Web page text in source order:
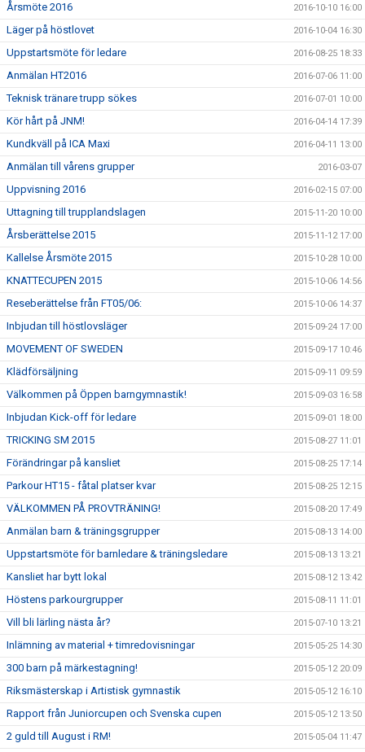
Årsmöte 2016 2016-10-10 16:00
Läger på höstlovet 2016-10-04 16:30
Uppstartsmöte för ledare 2016-08-25 18:33
Anmälan HT2016 2016-07-06 11:00
Teknisk tränare trupp sökes 2016-07-01 10:00
Kör hårt på JNM! 2016-04-14 17:39
Kundkväll på ICA Maxi 2016-04-11 13:00
Anmälan till vårens grupper 2016-03-07
Uppvisning 2016 2016-02-15 07:00
Uttagning till trupplandslagen 2015-11-20 10:00
Årsberättelse 2015 2015-11-12 17:00
Kallelse Årsmöte 2015 2015-10-28 10:00
KNATTECUPEN 2015 2015-10-06 14:56
Reseberättelse från FT05/06: 2015-10-06 14:37
Inbjudan till höstlovsläger 2015-09-24 17:00
MOVEMENT OF SWEDEN 2015-09-17 10:46
Klädförsäljning 2015-09-11 09:59
Välkommen på Öppen barngymnastik! 2015-09-03 16:58
Inbjudan Kick-off för ledare 2015-09-01 18:00
TRICKING SM 2015 2015-08-27 11:01
Förändringar på kansliet 2015-08-25 17:14
Parkour HT15 - fåtal platser kvar 2015-08-25 12:15
VÄLKOMMEN PÅ PROVTRÄNING! 2015-08-20 17:49
Anmälan barn & träningsgrupper 2015-08-13 14:00
Uppstartsmöte för barnledare & träningsledare 2015-08-13 13:21
Kansliet har bytt lokal 2015-08-12 13:42
Höstens parkourgrupper 2015-08-11 11:01
Vill bli lärling nästa år? 2015-07-10 13:21
Inlämning av material + timredovisningar 2015-05-25 14:30
300 barn på märkestagning! 2015-05-12 20:09
Riksmästerskap i Artistisk gymnastik 2015-05-12 16:10
Rapport från Juniorcupen och Svenska cupen 2015-05-12 13:50
2 guld till August i RM! 2015-05-04 11:47